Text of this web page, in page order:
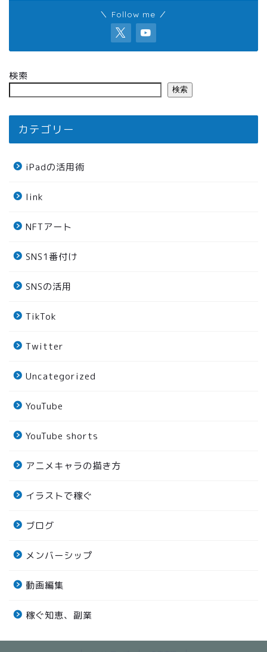
＼ Follow me ／
検索
検索
カテゴリー
iPadの活用術
link
NFTアート
SNS1番付け
SNSの活用
TikTok
Twitter
Uncategorized
YouTube
YouTube shorts
アニメキャラの描き方
イラストで稼ぐ
ブログ
メンバーシップ
動画編集
稼ぐ知恵、副業